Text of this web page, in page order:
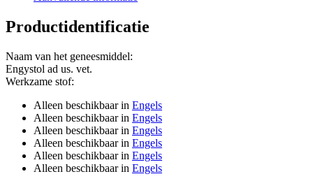
Productidentificatie
Naam van het geneesmiddel:
Engystol ad us. vet.
Werkzame stof:
Alleen beschikbaar in Engels
Alleen beschikbaar in Engels
Alleen beschikbaar in Engels
Alleen beschikbaar in Engels
Alleen beschikbaar in Engels
Alleen beschikbaar in Engels